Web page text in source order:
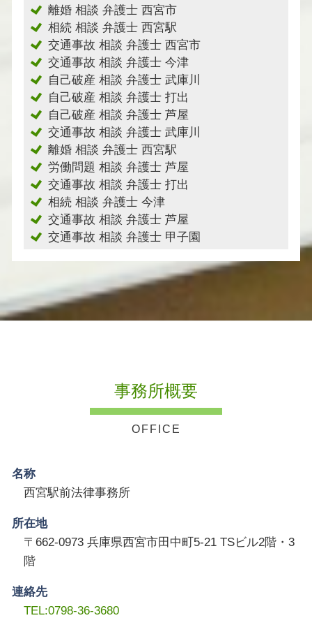
離婚 相談 弁護士 西宮市
相続 相談 弁護士 西宮駅
交通事故 相談 弁護士 西宮市
交通事故 相談 弁護士 今津
自己破産 相談 弁護士 武庫川
自己破産 相談 弁護士 打出
自己破産 相談 弁護士 芦屋
交通事故 相談 弁護士 武庫川
離婚 相談 弁護士 西宮駅
労働問題 相談 弁護士 芦屋
交通事故 相談 弁護士 打出
相続 相談 弁護士 今津
交通事故 相談 弁護士 芦屋
交通事故 相談 弁護士 甲子園
事務所概要
名称
西宮駅前法律事務所
所在地
〒662-0973 兵庫県西宮市田中町5-21 TSビル2階・3
階
連絡先
TEL:0798-36-3680